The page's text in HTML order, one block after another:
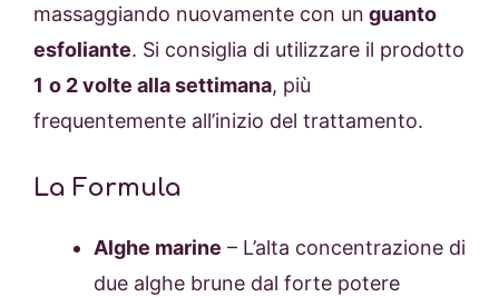
massaggiando nuovamente con un guanto
esfoliante. Si consiglia di utilizzare il prodotto
1 o 2 volte alla settimana, più
frequentemente all’inizio del trattamento.
La Formula
Alghe marine – L’alta concentrazione di
due alghe brune dal forte potere